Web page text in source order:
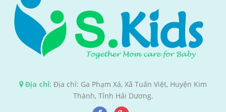
Địa chỉ: Địa chỉ: Ga Phạm Xá, Xã Tuấn Việt, Huyện Kim
Thành, Tỉnh Hải Dương.